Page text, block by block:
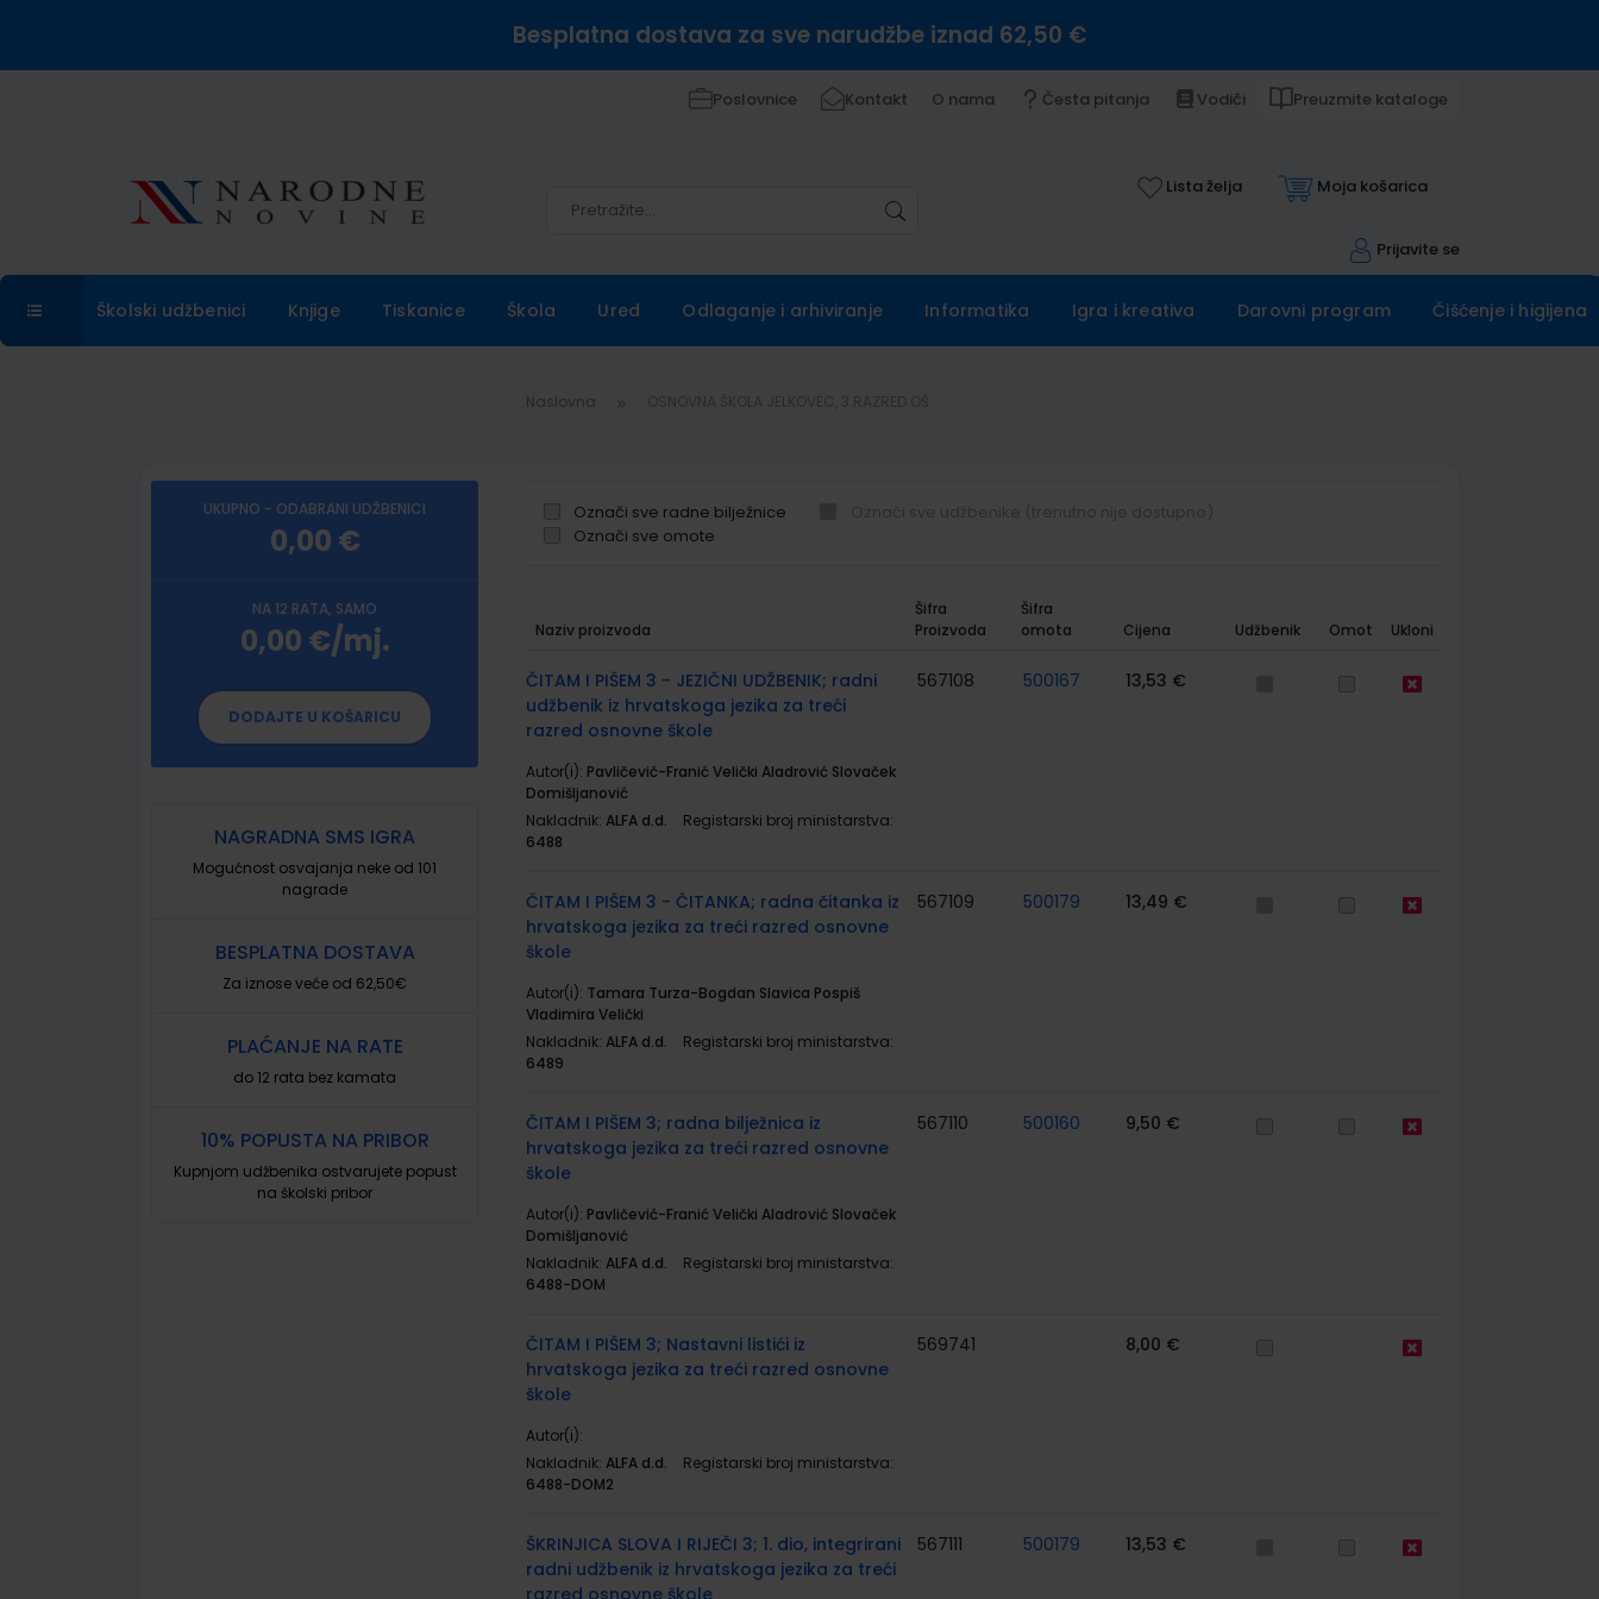
Besplatna dostava za sve narudžbe iznad 62,50 €
Poslovnice Kontakt O nama Česta pitanja Vodiči Preuzmite kataloge
Lista želja Moja košarica
Prijavite se
Školski udžbenici Knjige Tiskanice Škola Ured Odlaganje i arhiviranje Informatika Igra i kreativa Darovni program Čišćenje i higijena
Naslovna
UKUPNO - ODABRANI UDŽBENICI
0,00 €
NA 12 RATA, SAMO
0,00 €/mj.
DODAJTE U KOŠARICU
NAGRADNA SMS IGRA
Mogućnost osvajanja neke od 101
nagrade
BESPLATNA DOSTAVA
Za iznose veće od 62,50€
PLAĆANJE NA RATE
do 12 rata bez kamata
10% POPUSTA NA PRIBOR
Kupnjom udžbenika ostvarujete popust
na školski pribor
Označi sve radne bilježnice
Označi sve omote
proizvodi
Naziv proizvoda
Šifra
Proizvoda
Šifra
omota
Cijena Udžbenik Omot Ukloni
ČITAM I PIŠEM 3 - JEZIČNI UDŽBENIK; radni
udžbenik iz hrvatskoga jezika za treći
razred osnovne škole
Autor(i): Pavličević-Franić Velički Aladrović Slovaček
Domišljanović
Nakladnik: ALFA d.d.
Registarski broj ministarstva:
6488
567108 500167 13,53 €
ČITAM I PIŠEM 3 - ČITANKA; radna čitanka iz
hrvatskoga jezika za treći razred osnovne
škole
Autor(i): Tamara Turza-Bogdan Slavica Pospiš
Vladimira Velički
Nakladnik: ALFA d.d.
Registarski broj ministarstva:
6489
567109 500179 13,49 €
ČITAM I PIŠEM 3; radna bilježnica iz
hrvatskoga jezika za treći razred osnovne
škole
Autor(i): Pavličević-Franić Velički Aladrović Slovaček
Domišljanović
Nakladnik: ALFA d.d.
Registarski broj ministarstva:
6488-DOM
567110 500160 9,50 €
ČITAM I PIŠEM 3; Nastavni listići iz
hrvatskoga jezika za treći razred osnovne
škole
Autor(i):
Nakladnik: ALFA d.d.
Registarski broj ministarstva:
6488-DOM2
569741 8,00 €
ŠKRINJICA SLOVA I RIJEČI 3; 1. dio, integrirani
radni udžbenik iz hrvatskoga jezika za treći
razred osnovne škole
567111 500179 13,53 €